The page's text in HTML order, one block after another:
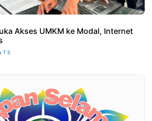
Akses UMKM ke Modal, Internet
T S